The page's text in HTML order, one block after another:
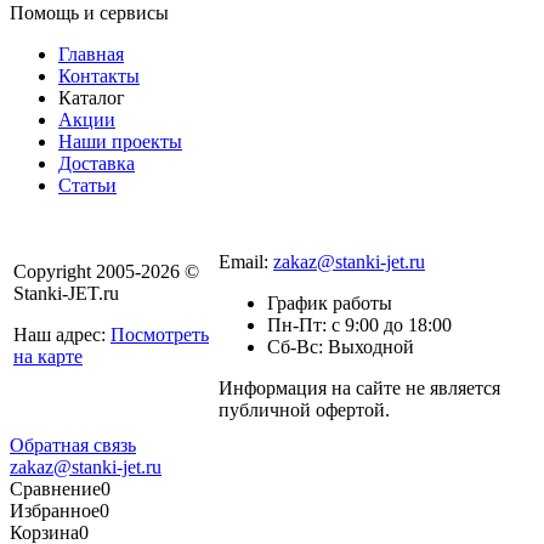
Помощь и сервисы
Главная
Контакты
Каталог
Акции
Наши проекты
Доставка
Статьи
Copyright 2005-2026 ©
Stanki-JET.ru
Наш адрес: Посмотреть
на карте
Email: zakaz@stanki-jet.ru
График работы
Пн-Пт: с 9:00 до 18:00
Сб-Вс: Выходной
Информация на сайте не является
публичной офертой.
Обратная связь
zakaz@stanki-jet.ru
Сравнение0
Избранное0
Корзина0